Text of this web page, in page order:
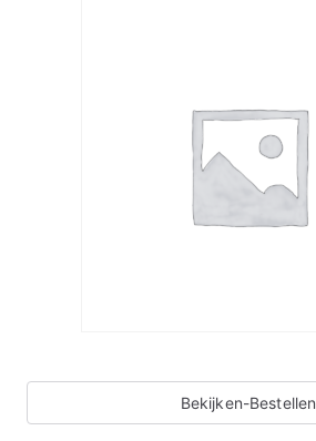
Bekijken-Bestellen